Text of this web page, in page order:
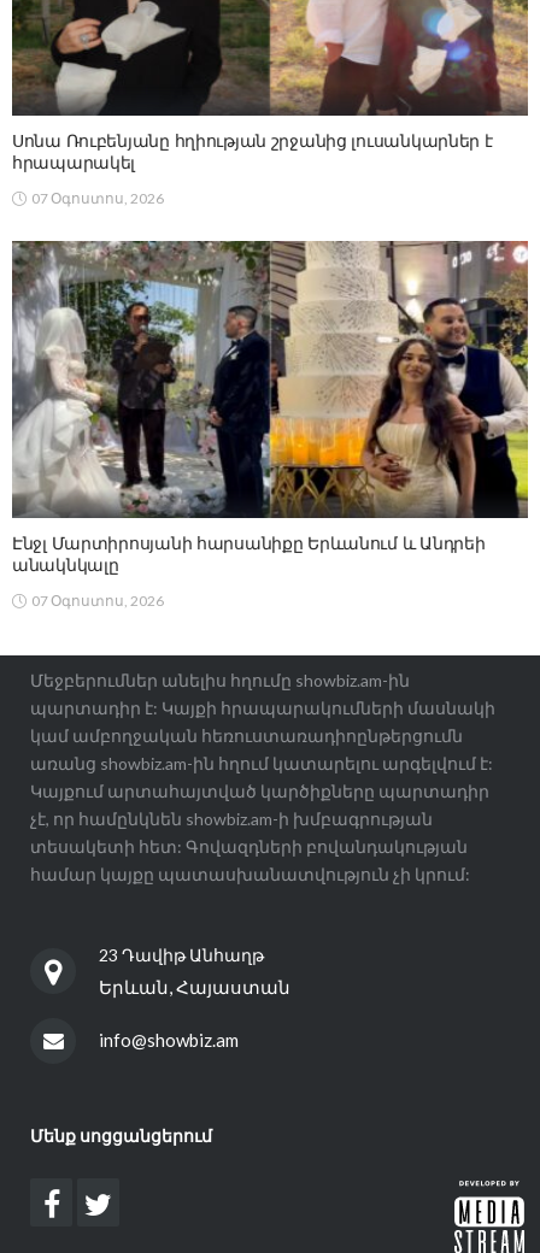
Սոնա Ռուբենյանը հղիության շրջանից լուսանկարներ է
հրապարակել
07 Օգոստոս, 2026
Էնջլ Մարտիրոսյանի հարսանիքը Երևանում և Անդրեի
անակնկալը
07 Օգոստոս, 2026
Մեջբերումներ անելիս հղումը showbiz.am-ին
պարտադիր է: Կայքի հրապարակումների մասնակի
կամ ամբողջական հեռուստառադիոընթերցումն
առանց showbiz.am-ին հղում կատարելու արգելվում է:
Կայքում արտահայտված կարծիքները պարտադիր
չէ, որ համընկնեն showbiz.am-ի խմբագրության
տեսակետի հետ: Գովազդների բովանդակության
համար կայքը պատասխանատվություն չի կրում:
23 Դավիթ Անհաղթ
Երևան, Հայաստան
info@showbiz.am
Մենք սոցցանցերում